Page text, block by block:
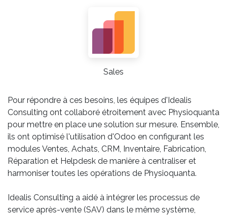
Sales
Pour répondre à ces besoins, les équipes d'Idealis
Consulting ont collaboré étroitement avec Physioquanta
pour mettre en place une solution sur mesure. Ensemble,
ils ont optimisé l'utilisation d'Odoo en configurant les
modules Ventes, Achats, CRM, Inventaire, Fabrication,
Réparation et Helpdesk de manière à centraliser et
harmoniser toutes les opérations de Physioquanta.
Idealis Consulting a aidé à intégrer les processus de
service après-vente (SAV) dans le même système,